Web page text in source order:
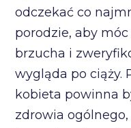
odczekać co
porodzie, aby
brzucha i
wygląda po ciąży.
kobieta powinna
zdrowia